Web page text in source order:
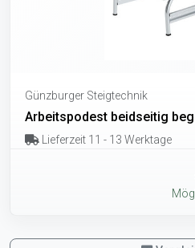
Günzburger Steigtechnik
Arbeitspodest beidseitig
Lieferzeit 11 - 13 Werktage